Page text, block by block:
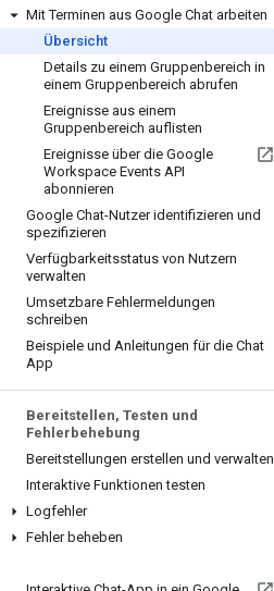
Mit Terminen aus Google Chat arbeiten
Übersicht
Details zu einem Gruppenbereich in
einem Gruppenbereich abrufen
Ereignisse aus einem
Gruppenbereich auflisten
Ereignisse über die Google
Workspace Events API
abonnieren
Google Chat-Nutzer identifizieren und
spezifizieren
Verfügbarkeitsstatus von Nutzern
verwalten
Umsetzbare Fehlermeldungen
schreiben
Beispiele und Anleitungen für die Chat
App
Bereitstellen, Testen und
Fehlerbehebung
Bereitstellungen erstellen und verwalten
Interaktive Funktionen testen
Logfehler
Fehler beheben